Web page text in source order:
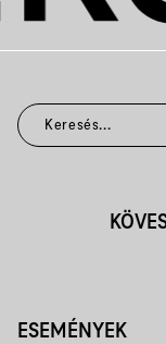
ESEMÉNYEK